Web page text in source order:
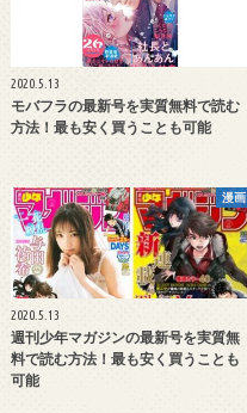
2020.5.13
モバフラの最新号を実質無料で読む
方法！最も安く買うことも可能
漫画
2020.5.13
週刊少年マガジンの最新号を実質無
料で読む方法！最も安く買うことも
可能